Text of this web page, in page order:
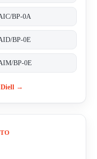
BP-0A
BP-0E
BP-0E
Diell →